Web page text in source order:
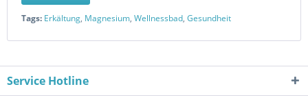
Tags: Erkältung, Magnesium, Wellnessbad, Gesundheit
Service Hotline